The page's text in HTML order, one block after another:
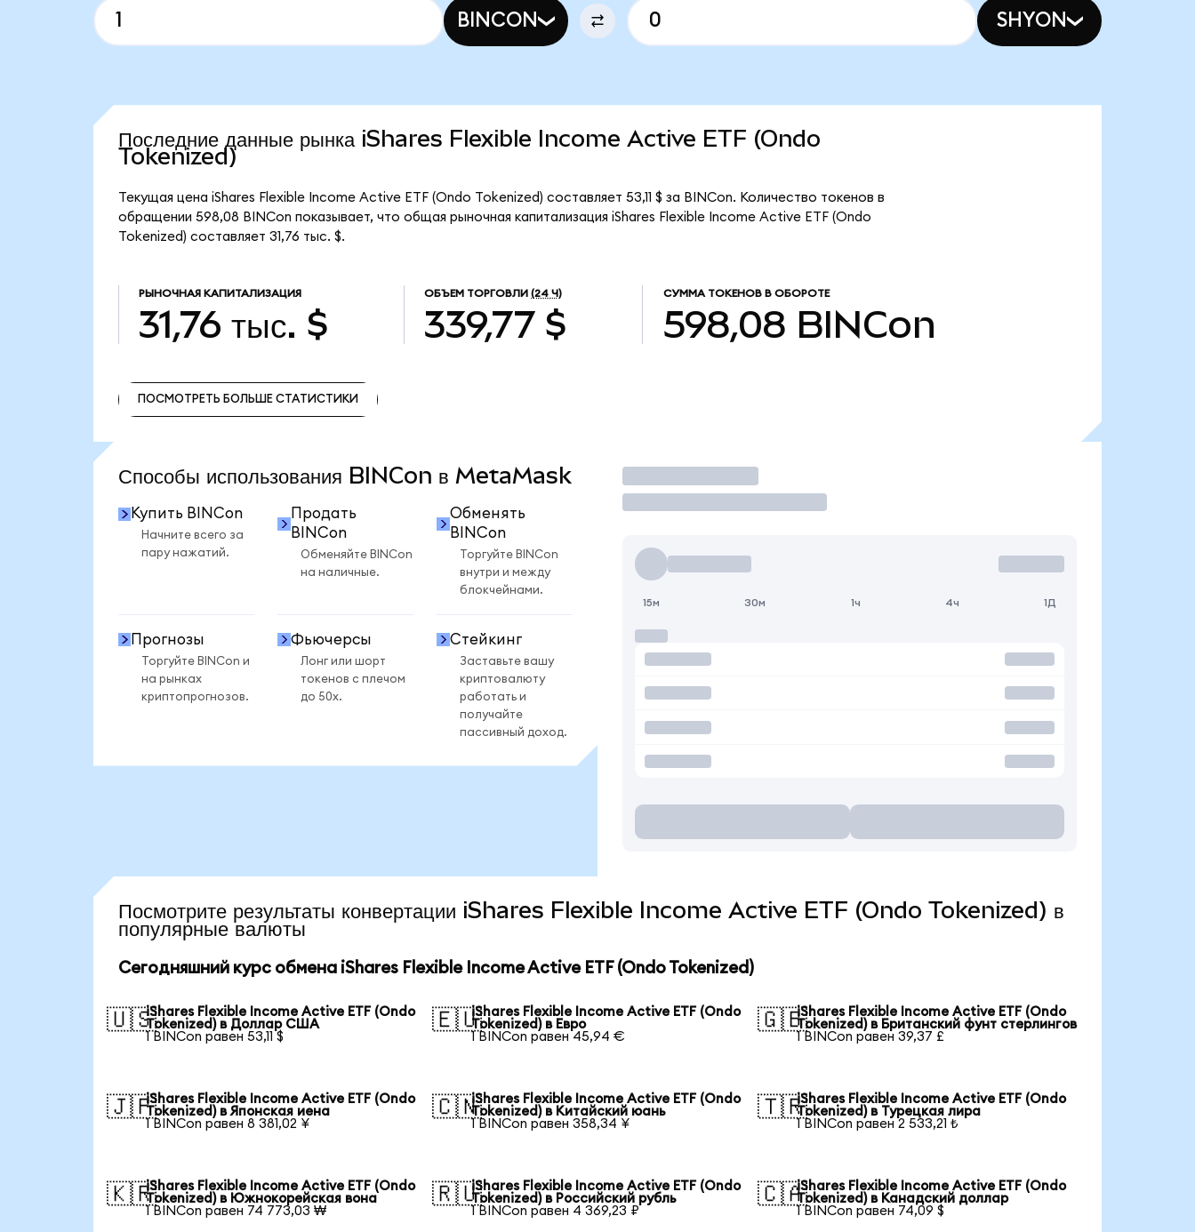
BINCON SHYON
Последние данные рынка iShares Flexible Income Active ETF (Ondo
Tokenized)
Текущая цена iShares Flexible Income Active ETF (Ondo Tokenized) составляет 53,11 $ за BINCon. Количество токенов в
обращении 598,08 BINCon показывает, что общая рыночная капитализация iShares Flexible Income Active ETF (Ondo
Tokenized) составляет 31,76 тыс. $.
РЫНОЧНАЯ КАПИТАЛИЗАЦИЯ
31,76 тыс. $
ОБЪЕМ ТОРГОВЛИ (24 Ч)
339,77 $
СУММА ТОКЕНОВ В ОБОРОТЕ
598,08 BINCon
ПОСМОТРЕТЬ БОЛЬШЕ СТАТИСТИКИ
Способы использования BINCon в MetaMask
Купить BINCon
Начните всего за
пару нажатий.
Продать
BINCon
Обменяйте BINCon
на наличные.
Обменять
BINCon
Торгуйте BINCon
внутри и между
блокчейнами.
Прогнозы
Торгуйте BINCon и
на рынках
криптопрогнозов.
Фьючерсы
Лонг или шорт
токенов с плечом
до 50x.
Стейкинг
Заставьте вашу
криптовалюту
работать и
получайте
пассивный доход.
Торговать
15м 30м 1ч 4ч 1Д
Посмотрите результаты конвертации iShares Flexible Income Active ETF (Ondo Tokenized) в
популярные валюты
Сегодняшний курс обмена iShares Flexible Income Active ETF (Ondo Tokenized)
🇺🇸iShares Flexible Income Active ETF (Ondo
Tokenized) в Доллар США
1 BINCon равен 53,11 $
🇪🇺iShares Flexible Income Active ETF (Ondo
Tokenized) в Евро
1 BINCon равен 45,94 €
🇬🇧iShares Flexible Income Active ETF (Ondo
Tokenized) в Британский фунт стерлингов
1 BINCon равен 39,37 £
🇯🇵iShares Flexible Income Active ETF (Ondo
Tokenized) в Японская иена
1 BINCon равен 8 381,02 ¥
🇨🇳iShares Flexible Income Active ETF (Ondo
Tokenized) в Китайский юань
1 BINCon равен 358,34 ¥
🇹🇷iShares Flexible Income Active ETF (Ondo
Tokenized) в Турецкая лира
1 BINCon равен 2 533,21 ₺
🇰🇷iShares Flexible Income Active ETF (Ondo
Tokenized) в Южнокорейская вона
1 BINCon равен 74 773,03 ₩
🇷🇺iShares Flexible Income Active ETF (Ondo
Tokenized) в Российский рубль
1 BINCon равен 4 369,23 ₽
🇨🇦iShares Flexible Income Active ETF (Ondo
Tokenized) в Канадский доллар
1 BINCon равен 74,09 $